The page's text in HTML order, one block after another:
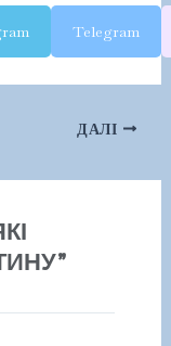
Telegram
ДАЛІ